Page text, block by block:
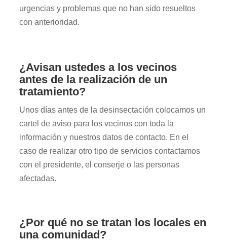
urgencias y problemas que no han sido resueltos
con anterioridad.
¿Avisan ustedes a los vecinos
antes de la realización de un
tratamiento?
Unos días antes de la desinsectación colocamos un
cartel de aviso para los vecinos con toda la
información y nuestros datos de contacto. En el
caso de realizar otro tipo de servicios contactamos
con el presidente, el conserje o las personas
afectadas.
¿Por qué no se tratan los locales en
una comunidad?